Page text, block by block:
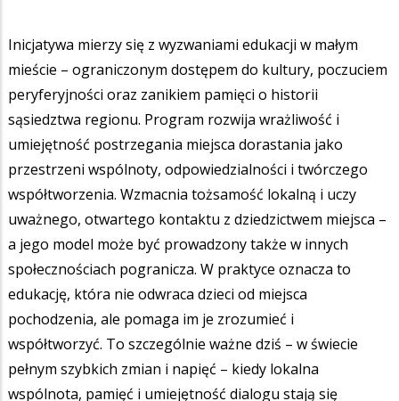
Inicjatywa mierzy się z wyzwaniami edukacji w małym
mieście – ograniczonym dostępem do kultury, poczuciem
peryferyjności oraz zanikiem pamięci o historii
sąsiedztwa regionu. Program rozwija wrażliwość i
umiejętność postrzegania miejsca dorastania jako
przestrzeni wspólnoty, odpowiedzialności i twórczego
współtworzenia. Wzmacnia tożsamość lokalną i uczy
uważnego, otwartego kontaktu z dziedzictwem miejsca –
a jego model może być prowadzony także w innych
społecznościach pogranicza. W praktyce oznacza to
edukację, która nie odwraca dzieci od miejsca
pochodzenia, ale pomaga im je zrozumieć i
współtworzyć. To szczególnie ważne dziś – w świecie
pełnym szybkich zmian i napięć – kiedy lokalna
wspólnota, pamięć i umiejętność dialogu stają się